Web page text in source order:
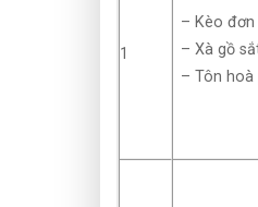
1
– Kèo đơn
– Xà gồ
– Tôn hoà